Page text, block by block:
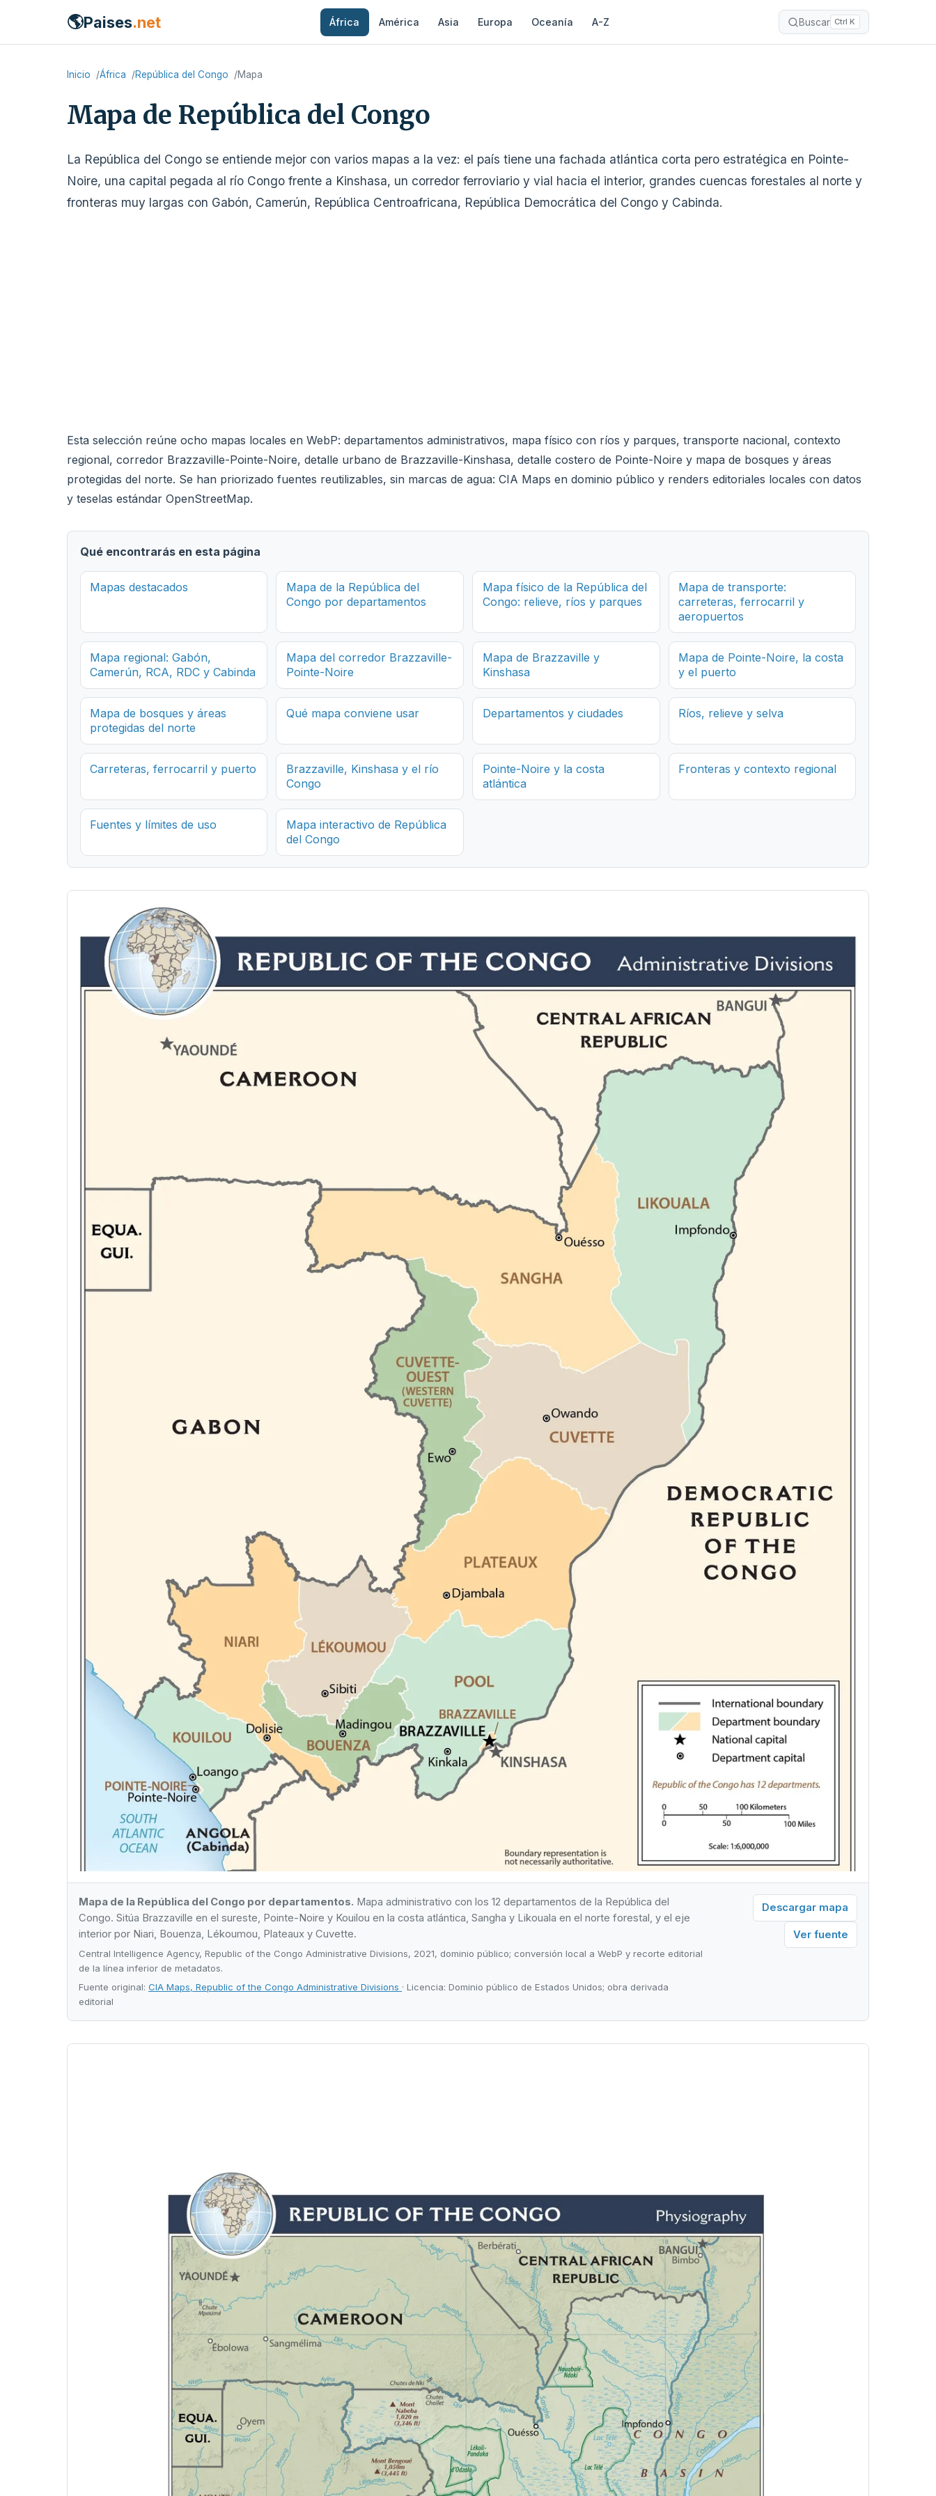
🌎Paises.net África América Asia Europa Oceanía A-Z Buscar Ctrl K
Inicio África República del Congo Mapa
Mapa de República del Congo
La República del Congo se entiende mejor con varios mapas a la vez: el país tiene una fachada atlántica corta pero estratégica en Pointe-
Noire, una capital pegada al río Congo frente a Kinshasa, un corredor ferroviario y vial hacia el interior, grandes cuencas forestales al norte y
fronteras muy largas con Gabón, Camerún, República Centroafricana, República Democrática del Congo y Cabinda.
Esta selección reúne ocho mapas locales en WebP: departamentos administrativos, mapa físico con ríos y parques, transporte nacional, contexto
regional, corredor Brazzaville-Pointe-Noire, detalle urbano de Brazzaville-Kinshasa, detalle costero de Pointe-Noire y mapa de bosques y áreas
protegidas del norte. Se han priorizado fuentes reutilizables, sin marcas de agua: CIA Maps en dominio público y renders editoriales locales con datos
y teselas estándar OpenStreetMap.
Qué encontrarás en esta página
Mapas destacados
Mapa de la República del
Congo por departamentos
Mapa físico de la República del
Congo: relieve, ríos y parques
Mapa de transporte:
carreteras, ferrocarril y
aeropuertos
Mapa regional: Gabón,
Camerún, RCA, RDC y Cabinda
Mapa del corredor Brazzaville-
Pointe-Noire
Mapa de Brazzaville y
Kinshasa
Mapa de Pointe-Noire, la costa
y el puerto
Mapa de bosques y áreas
protegidas del norte
Qué mapa conviene usar Departamentos y ciudades Ríos, relieve y selva
Carreteras, ferrocarril y puerto
Brazzaville, Kinshasa y el río
Congo
Pointe-Noire y la costa
atlántica
Fronteras y contexto regional
Fuentes y límites de uso
Mapa interactivo de República
del Congo
Mapa de la República del Congo por departamentos. Mapa administrativo con los 12 departamentos de la República del
Congo. Sitúa Brazzaville en el sureste, Pointe-Noire y Kouilou en la costa atlántica, Sangha y Likouala en el norte forestal, y el eje
interior por Niari, Bouenza, Lékoumou, Plateaux y Cuvette.
Central Intelligence Agency, Republic of the Congo Administrative Divisions, 2021, dominio público; conversión local a WebP y recorte editorial
de la línea inferior de metadatos.
Fuente original: CIA Maps, Republic of the Congo Administrative Divisions · Licencia: Dominio público de Estados Unidos; obra derivada
editorial
Descargar mapa
Ver fuente